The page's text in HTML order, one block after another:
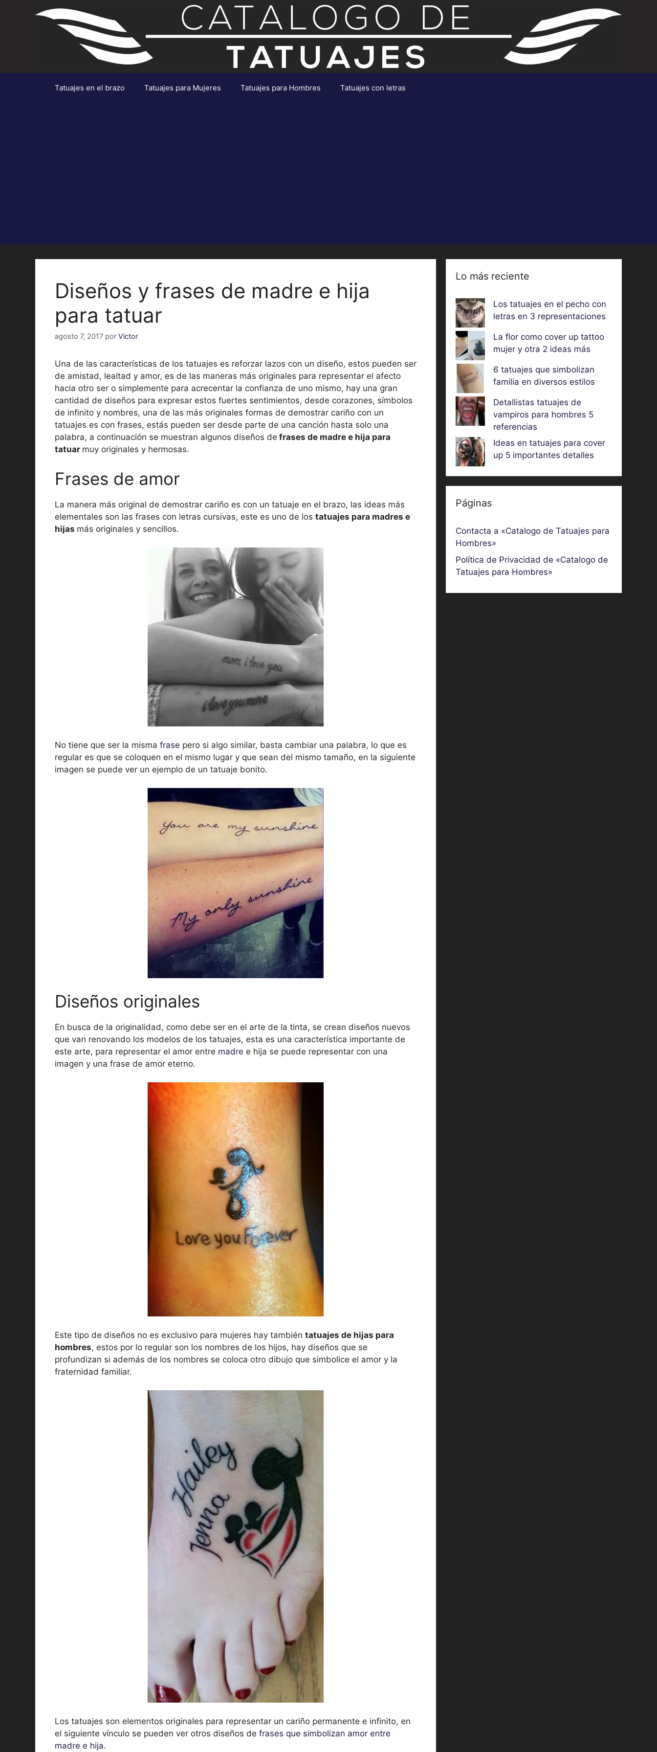
Tatuajes en el brazo Tatuajes para Mujeres Tatuajes para Hombres Tatuajes con letras
Diseños y frases de madre e hija
para tatuar
agosto 7, 2017 por Victor
Una de las características de los tatuajes es reforzar lazos con un diseño, estos pueden ser
de amistad, lealtad y amor, es de las maneras más originales para representar el afecto
hacia otro ser o simplemente para acrecentar la confianza de uno mismo, hay una gran
cantidad de diseños para expresar estos fuertes sentimientos, desde corazones, símbolos
de infinito y nombres, una de las más originales formas de demostrar cariño con un
tatuajes es con frases, estás pueden ser desde parte de una canción hasta solo una
palabra, a continuación se muestran algunos diseños de frases de madre e hija para
tatuar muy originales y hermosas.
Frases de amor
La manera más original de demostrar cariño es con un tatuaje en el brazo, las ideas más
elementales son las frases con letras cursivas, este es uno de los tatuajes para madres e
hijas más originales y sencillos.
No tiene que ser la misma frase pero si algo similar, basta cambiar una palabra, lo que es
regular es que se coloquen en el mismo lugar y que sean del mismo tamaño, en la siguiente
imagen se puede ver un ejemplo de un tatuaje bonito.
Diseños originales
En busca de la originalidad, como debe ser en el arte de la tinta, se crean diseños nuevos
que van renovando los modelos de los tatuajes, esta es una característica importante de
este arte, para representar el amor entre madre e hija se puede representar con una
imagen y una frase de amor eterno.
Este tipo de diseños no es exclusivo para mujeres hay también tatuajes de hijas para
hombres, estos por lo regular son los nombres de los hijos, hay diseños que se
profundizan si además de los nombres se coloca otro dibujo que simbolice el amor y la
fraternidad familiar.
Los tatuajes son elementos originales para representar un cariño permanente e infinito, en
el siguiente vínculo se pueden ver otros diseños de frases que simbolizan amor entre
madre e hija.
Lo más reciente
Los tatuajes en el pecho con
letras en 3 representaciones
La flor como cover up tattoo
mujer y otra 2 ideas más
6 tatuajes que simbolizan
familia en diversos estilos
Detallistas tatuajes de
vampiros para hombres 5
referencias
Ideas en tatuajes para cover
up 5 importantes detalles
Páginas
Contacta a «Catalogo de Tatuajes para
Hombres»
Política de Privacidad de «Catalogo de
Tatuajes para Hombres»